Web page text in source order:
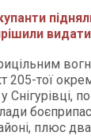
видати
205-тої
Снігурівці,
плюс два